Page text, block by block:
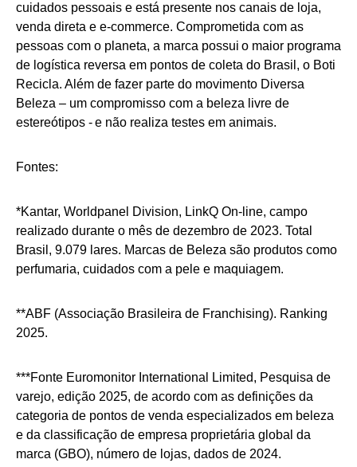
cuidados pessoais e está presente nos canais de loja,
venda direta e e-commerce. Comprometida com as
pessoas com o planeta, a marca possui o maior programa
de logística reversa em pontos de coleta do Brasil, o Boti
Recicla. Além de fazer parte do movimento Diversa
Beleza – um compromisso com a beleza livre de
estereótipos - e não realiza testes em animais.
Fontes:
*Kantar, Worldpanel Division, LinkQ On-line, campo
realizado durante o mês de dezembro de 2023. Total
Brasil, 9.079 lares. Marcas de Beleza são produtos como
perfumaria, cuidados com a pele e maquiagem.
**ABF (Associação Brasileira de Franchising). Ranking
2025.
***Fonte Euromonitor International Limited, Pesquisa de
varejo, edição 2025, de acordo com as definições da
categoria de pontos de venda especializados em beleza
e da classificação de empresa proprietária global da
marca (GBO), número de lojas, dados de 2024.